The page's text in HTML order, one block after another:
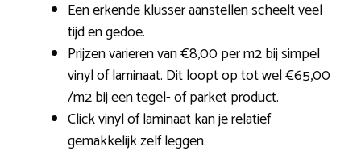
Een erkende klusser aanstellen scheelt veel
tijd en gedoe.
Prijzen variëren van €8,00 per m2 bij simpel
vinyl of laminaat. Dit loopt op tot wel €65,00
/m2 bij een tegel- of parket product.
Click vinyl of laminaat kan je relatief
gemakkelijk zelf leggen.